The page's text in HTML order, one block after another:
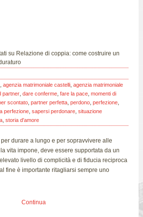
su Relazione di coppia: come costruire un
,agenzia matrimoniale castelli ,agenzia matrimoniale
partner ,dare conferme ,fare la pace ,momenti di
scontato ,partner perfetta ,perdono ,perfezione
perfezione ,sapersi perdonare ,situazione
,storia d'amore
durare a lungo e per sopravvivere alle
vita impone, deve essere supportata da un
livello di complicità e di fiducia reciproca
fine è importante ritagliarsi sempre uno
Continua